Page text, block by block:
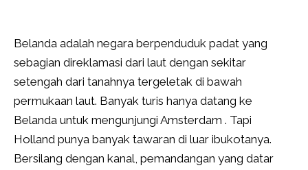
Belanda adalah negara berpenduduk padat yang
sebagian direklamasi dari laut dengan sekitar
setengah dari tanahnya tergeletak di bawah
permukaan laut. Banyak turis hanya datang ke
Belanda untuk mengunjungi Amsterdam . Tapi
Holland punya banyak tawaran di luar ibukotanya.
Bersilang dengan kanal, pemandangan yang datar